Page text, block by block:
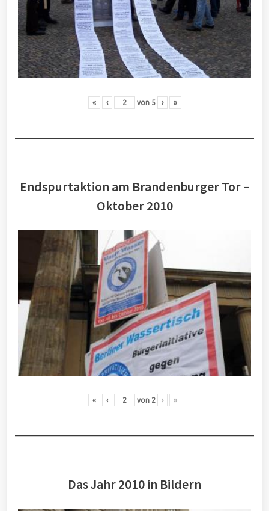
« ‹ von 5 › »
Endspurtaktion am Brandenburger Tor –
Oktober 2010
« ‹ von 2 › »
Das Jahr 2010 in Bildern